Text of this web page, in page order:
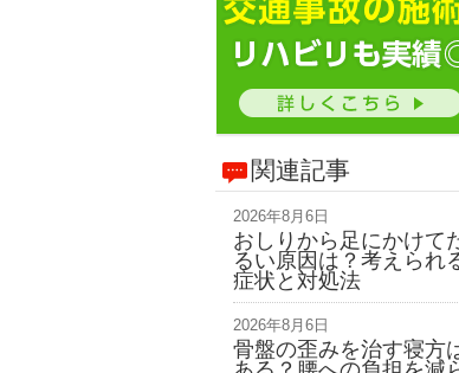
関連記事
2026年8月6日
おしりから足にかけて
るい原因は？考えられ
症状と対処法
2026年8月6日
骨盤の歪みを治す寝方